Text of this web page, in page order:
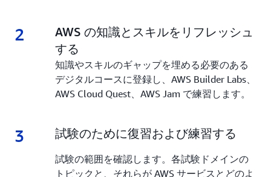
2 2.
AWS の知識とスキルをリフレッシュ
する
知識やスキルのギャップを埋める必要のある
デジタルコースに登録し、AWS Builder Labs、
AWS Cloud Quest、AWS Jam で練習します。
3 3.
試験のために復習および練習する
試験の範囲を確認します。各試験ドメインの
トピックと、それらが AWS サービスとどのよ